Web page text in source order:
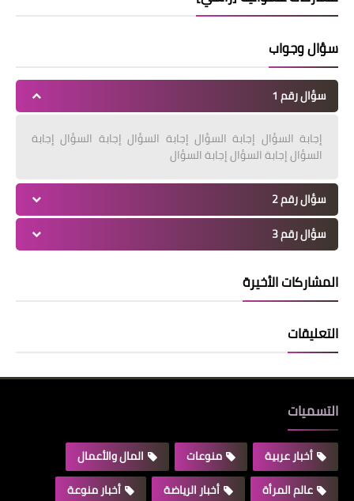
سؤال وجواب
سؤال رقم 1
إجابة السؤال إجابة السؤال إجابة السؤال إجابة السؤال إجابة
السؤال إجابة السؤال إجابة السؤال
سؤال رقم 2
سؤال رقم 3
المشاركات الأخيرة
التعليقات
التسميات
أخبار عربية منوعات
المال والأعمال
عالم المرأة
أخبار الرياضة
أخبار منوعة